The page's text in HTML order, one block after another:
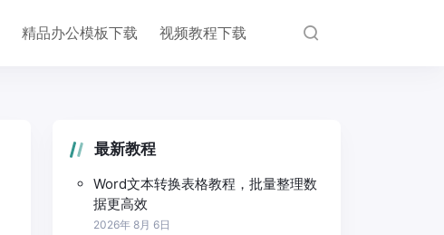
精品办公模板下载 视频教程下载
最新教程
Word文本转换表格教程，批量整理数
据更高效
2026年 8月 6日